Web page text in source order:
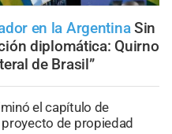
en la Argentina Sin
diplomática: Quirno
de Brasil”
el capítulo de
de propiedad